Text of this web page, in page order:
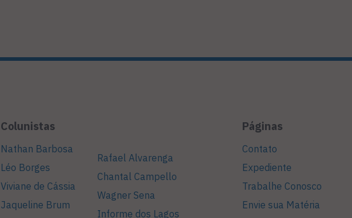
Colunistas
Nathan Barbosa
Léo Borges
Viviane de Cássia
Jaqueline Brum
Rafael Alvarenga
Chantal Campello
Wagner Sena
Informe dos Lagos
Páginas
Contato
Expediente
Trabalhe Conosco
Envie sua Matéria